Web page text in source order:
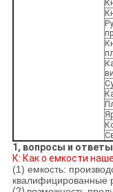
1, вопросы и ответы
К: Как о емкости
(1) емкость:
квалифицированные